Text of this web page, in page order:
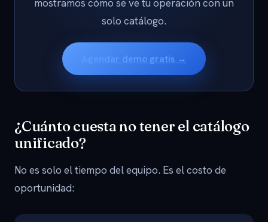
mostramos cómo se ve tu operación con un
solo catálogo.
Agendar demo gratis →
¿Cuánto cuesta no tener el catálogo
unificado?
No es solo el tiempo del equipo. Es el costo de
oportunidad: